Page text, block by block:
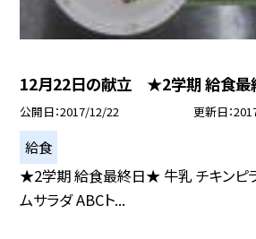
12月22日の献立 ★2学期 給食
公開日 2017/12/22 更新日
給食
★2学期 給食最終日★ 牛乳 チキンピラ
ムサラダ ABCト...